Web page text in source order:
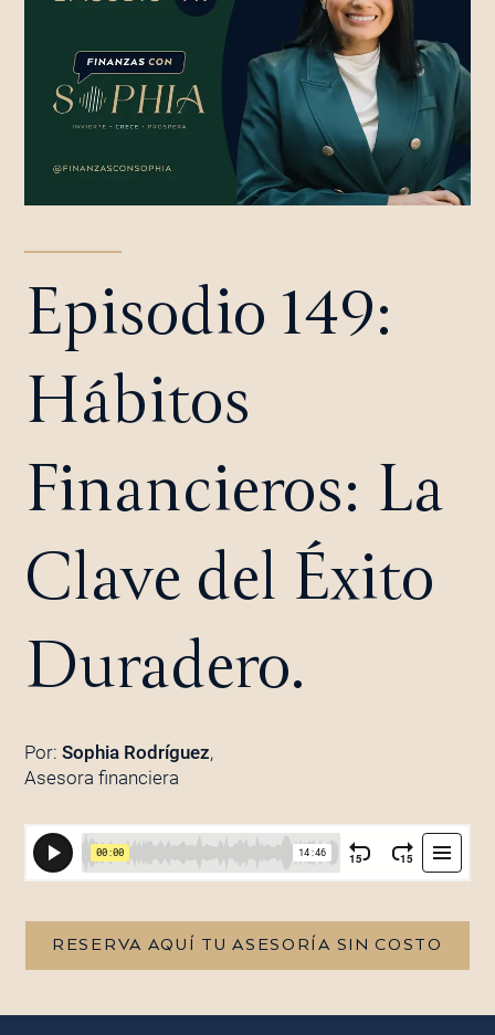
Episodio 149:
Hábitos
Financieros: La
Clave del Éxito
Duradero.
Por: Sophia Rodríguez,
Asesora financiera
RESERVA AQUÍ TU ASESORÍA SIN COSTO